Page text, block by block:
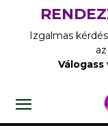
Izgalmas